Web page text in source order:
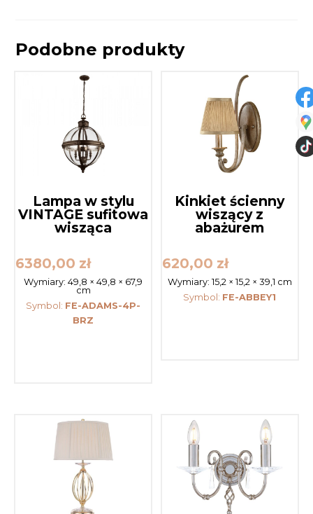
Podobne produkty
Lampa w stylu
VINTAGE sufitowa
wisząca
6380,00 zł
Wymiary:49,8 × 49,8 × 67,9
cm
Symbol: FE-ADAMS-4P-
BRZ
Kinkiet ścienny
wiszący z
abażurem
620,00 zł
Wymiary: 15,2 × 15,2 × 39,1 cm
Symbol: FE-ABBEY1